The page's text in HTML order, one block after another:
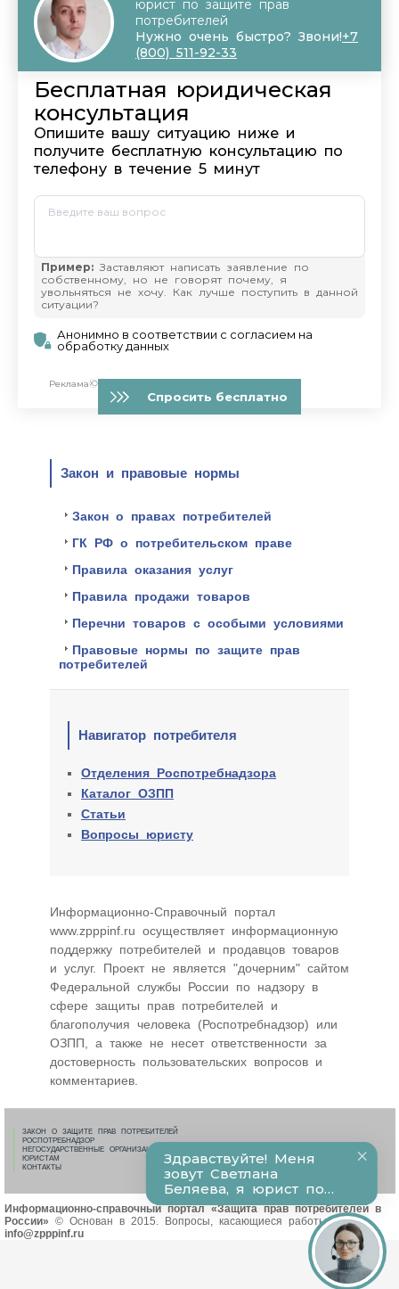
Закон и правовые нормы
Закон о правах потребителей
ГК РФ о потребительском праве
Правила оказания услуг
Правила продажи товаров
Перечни товаров с особыми условиями
Правовые нормы по защите прав
потребителей
Навигатор потребителя
Отделения Роспотребнадзора
Каталог ОЗПП
Статьи
Вопросы юристу
Информационно-Cправочный портал
www.zpppinf.ru осуществляет информационную
поддержку потребителей и продавцов товаров
и услуг. Проект не является "дочерним" сайтом
Федеральной службы России по надзору в
сфере защиты прав потребителей и
благополучия человека (Роспотребнадзор) или
ОЗПП, а также не несет ответственности за
достоверность пользовательских вопросов и
комментариев.
ЗАКОН О ЗАЩИТЕ ПРАВ ПОТРЕБИТЕЛЕЙ
РОСПОТРЕБНАДЗОР
НЕГОСУДАРСТВЕННЫЕ ОРГАНИЗАЦИИ ПО ЗПП
ЮРИСТАМ
КОНТАКТЫ
Информационно-справочный портал «Защита прав потребителей в
России» © Основан в 2015. Вопросы, касающиеся работы сайта:
info@zpppinf.ru